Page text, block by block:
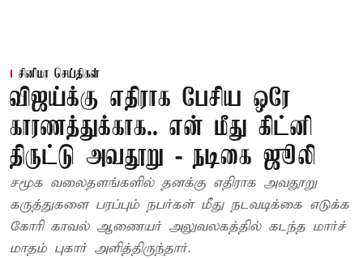
சினிமா செய்திகள்
விஜய்க்கு எதிராக பேசிய ஒரே
காரணத்துக்காக.. என் மீது கிட்னி
திருட்டு அவதூறு - நடிகை ஜூலி
சமூக வலைதளங்களில் தனக்கு எதிராக அவதூறு
கருத்துகளை பரப்பும் நபர்கள் மீது நடவடிக்கை எடுக்க
கோரி காவல் ஆணையர் அலுவலகத்தில் கடந்த மார்ச்
மாதம் புகார் அளித்திருந்தார்.